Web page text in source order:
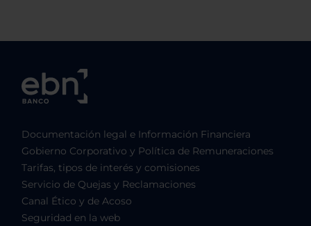
Documentación legal e Información Financiera
Gobierno Corporativo y Política de Remuneraciones
Tarifas, tipos de interés y comisiones
Servicio de Quejas y Reclamaciones
Canal Ético y de Acoso
Seguridad en la web